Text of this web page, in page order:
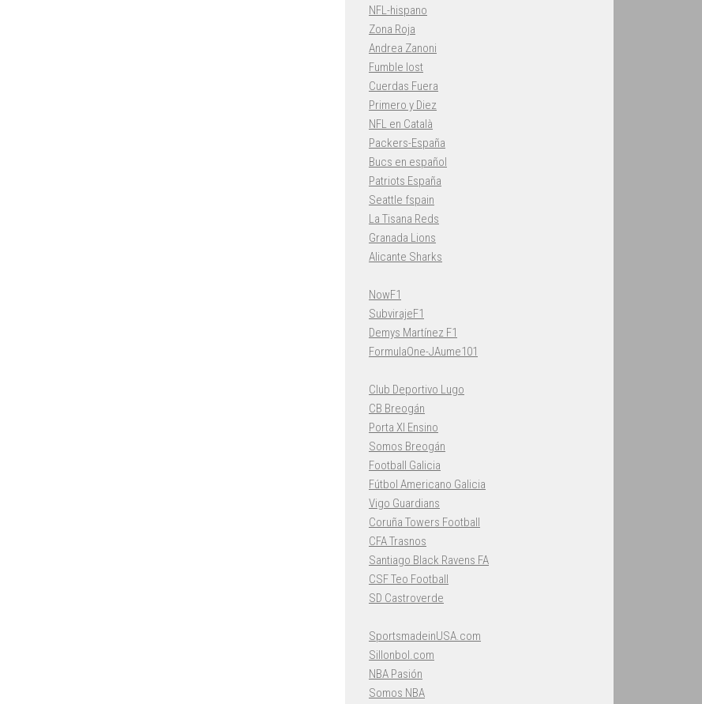
NFL-hispano
Zona Roja
Andrea Zanoni
Fumble lost
Cuerdas Fuera
Primero y Diez
NFL en Català
Packers-España
Bucs en español
Patriots España
Seattle fspain
La Tisana Reds
Granada Lions
Alicante Sharks
NowF1
SubvirajeF1
Demys Martínez F1
FormulaOne-JAume101
Club Deportivo Lugo
CB Breogán
Porta XI Ensino
Somos Breogán
Football Galicia
Fútbol Americano Galicia
Vigo Guardians
Coruña Towers Football
CFA Trasnos
Santiago Black Ravens FA
CSF Teo Football
SD Castroverde
SportsmadeinUSA.com
Sillonbol.com
NBA Pasión
Somos NBA